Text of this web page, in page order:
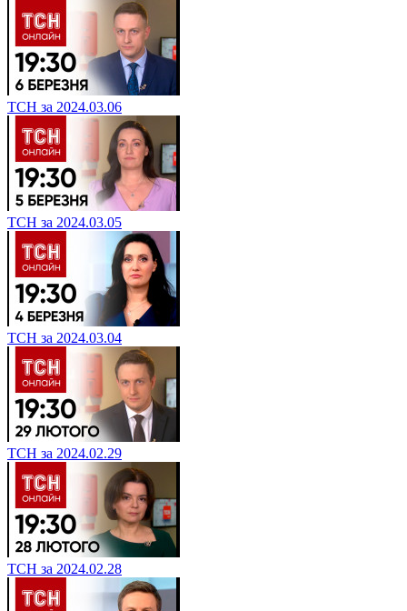
ТСН за 2024.03.06
ТСН за 2024.03.05
ТСН за 2024.03.04
ТСН за 2024.02.29
ТСН за 2024.02.28